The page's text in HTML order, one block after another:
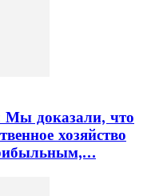
доказали, что
хозяйство